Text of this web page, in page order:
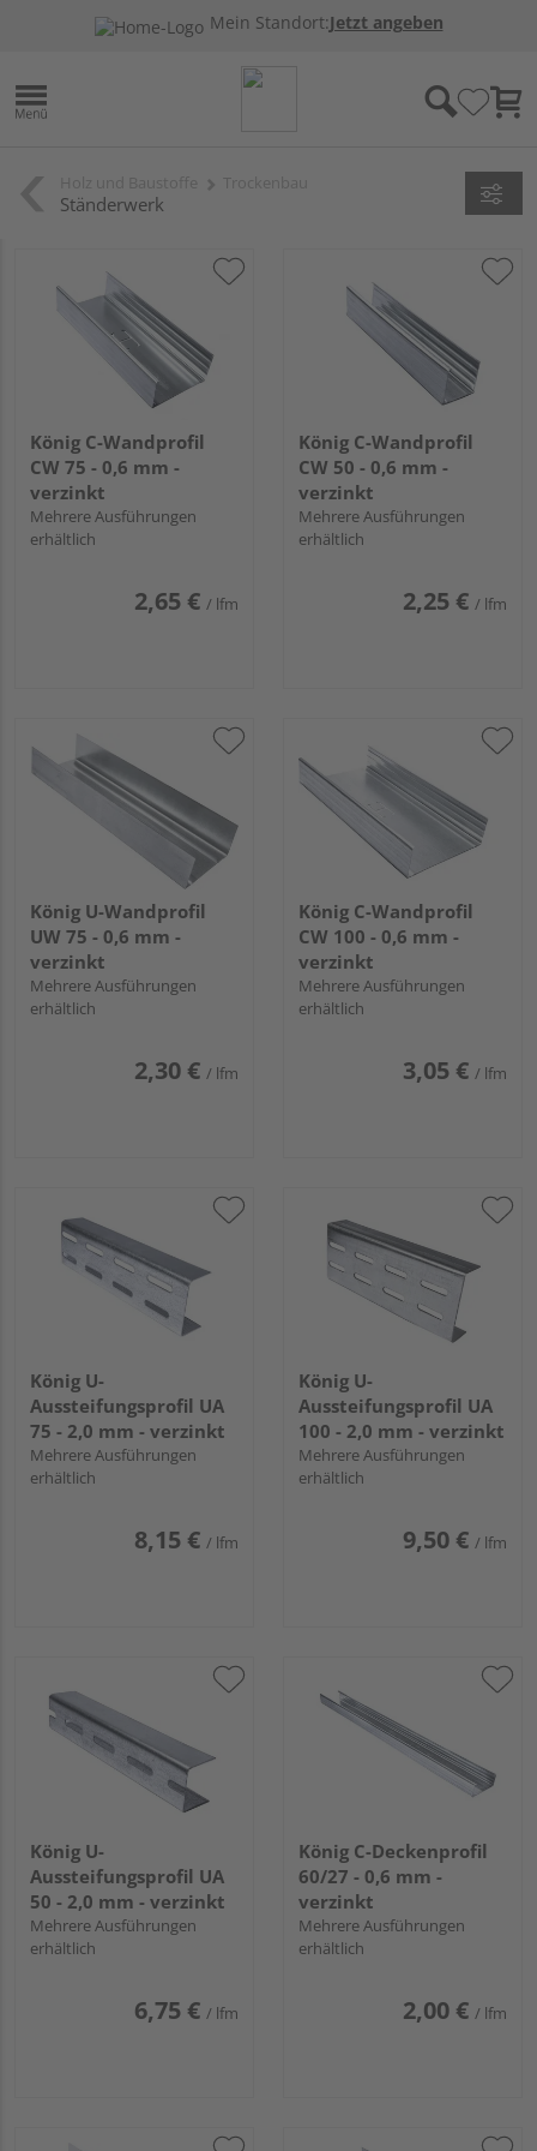
Mein Standort:Jetzt angeben
Ständerwerk
König C-Wandprofil
CW 75 - 0,6 mm -
verzinkt
Mehrere Ausführungen
erhältlich
2,65 € / lfm
König C-Wandprofil
CW 50 - 0,6 mm -
verzinkt
Mehrere Ausführungen
erhältlich
2,25 € / lfm
König U-Wandprofil
UW 75 - 0,6 mm -
verzinkt
Mehrere Ausführungen
erhältlich
2,30 € / lfm
König C-Wandprofil
CW 100 - 0,6 mm -
verzinkt
Mehrere Ausführungen
erhältlich
3,05 € / lfm
König U-
Aussteifungsprofil UA
75 - 2,0 mm - verzinkt
Mehrere Ausführungen
erhältlich
8,15 € / lfm
König U-
Aussteifungsprofil UA
100 - 2,0 mm - verzinkt
Mehrere Ausführungen
erhältlich
9,50 € / lfm
König U-
Aussteifungsprofil UA
50 - 2,0 mm - verzinkt
Mehrere Ausführungen
erhältlich
6,75 € / lfm
König C-Deckenprofil
60/27 - 0,6 mm -
verzinkt
Mehrere Ausführungen
erhältlich
2,00 € / lfm